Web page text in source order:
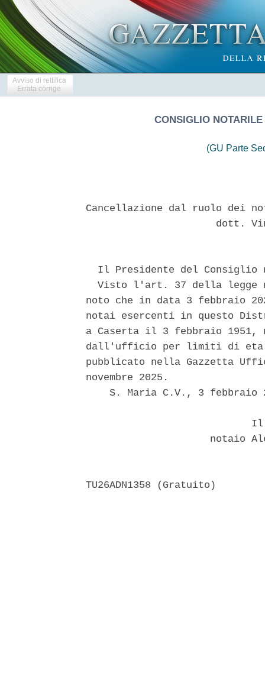
Avviso di rettifica
Errata corrige
CONSIGLIO
(GU Parte
Cancellazione dal ruolo
dott.
Il Presidente del
Visto l'art. 37 della legge
noto che in data 3 febbraio
notai esercenti in questo
a Caserta il 3 febbraio 1951,
dall'ufficio per limiti di eta'
pubblicato nella Gazzetta
novembre 2025.
S. Maria C.V., 3 febbraio
notaio